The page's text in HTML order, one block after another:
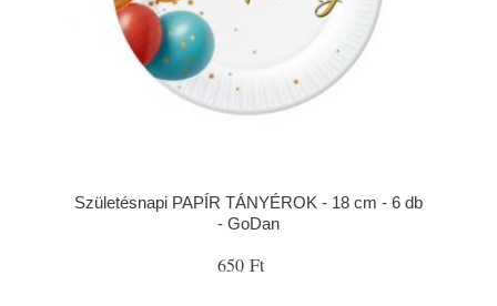
Születésnapi PAPÍR TÁNYÉROK - 18 cm - 6 db
- GoDan
650 Ft